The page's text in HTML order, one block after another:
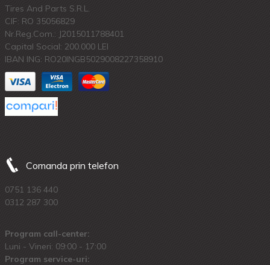
Tires And Parts S.R.L.
CIF: RO 35056829
Nr.Reg.Com.: J2015011788401
Capital Social: 200.000 LEI
IBAN ING: RO20INGB5029008227358910
Comanda prin telefon
0751 136 440
0312 287 300
Program call-center:
Luni - Vineri: 09:00 - 17:00
Program service-uri: